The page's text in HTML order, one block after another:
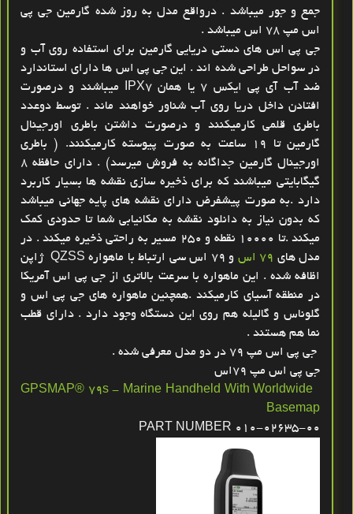
جمع و جور میباشد . درواقع مدل به روز شده گارمین جی پی
اس مپ 78 اس میباشد .
جی پی اس های دستی دریایی گارمین برای استفاده روی آب و
در سواحل طراحی شده اند . این جی پی اس ها دارای استاندارد
ضد آب آی پی ایکس 7 یا همان IPX7 میباشند و درصورت
افتادن داخل دریا روی آب شناور خواهند ماند . توسط دوعدد
باطری قلمی کارمیکنند و درصورت داشتن باطری اورجینال
گارمین تا 19 ساعت به صورت پیوسته کارمیکنند. ( باطری
اورجینال گارمین جداگانه به فروش میرسد) . دارای حافظه 8
گیگابایتی میباشند که برای ذخیره سازی نقشه ها بسیار کاربرد
دارد .به صورت پیشفرض دارای نقشه های پایه جهانی میباشد
که بدون نیاز به دانلود نقشه به مکانیابی شما تا حدودی کمک
میکند .تا 10000 نقطه و 250 مسیر به راحتی ذخیره میکند . در
مدل های
و 79 اس سی ارتباط با ماهواره QZSS ژاپن
اظافه شده . این ماهواره با سرعت بالاتری از جی پی اس آمریکا
در منطقه آسیای کارمیکند .همچنین ماهواره های جی پی اس و
گلوناس و گالیله هم روی این دستگاه وجود دارد . دارای قطب
نما هم هستند .
جی پی اس مپ 79 در دو مدل معرفی شده .
جی پی اس مپ 79اس
GPSMAP® 79s - Marine Handheld With Worldwide
Basemap
PART NUMBER 010-02635-00